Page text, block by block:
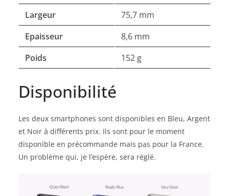
Largeur
75,7 mm
Epaisseur
8,6 mm
Poids
152 g
Disponibilité
Les deux smartphones sont disponibles en Bleu, Argent
et Noir à différents prix. Ils sont pour le moment
disponible en précommande mais pas pour la France.
Un problème qui, je l’espère, sera réglé.